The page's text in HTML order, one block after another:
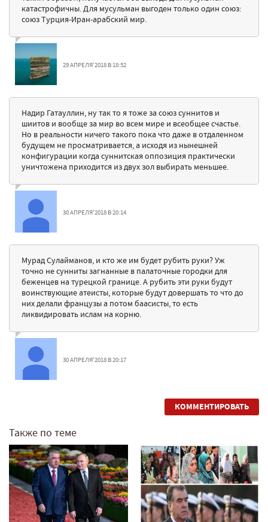
катастрофичны. Для мусульман выгоден только один союз:
союз Турция-Иран-арабский мир.
29 АПРЕЛЯ'2018 В 18:52
Надир Гатауллин, ну так то я тоже за союз суннитов и
шиитов и вообще за мир во всем мире и всеобщее счастье.
Но в реальности ничего такого пока что даже в отдаленном
будущем не просматривается, а исходя из нынешней
конфигурации когда суннитская оппозиция практически
уничтожена приходится из двух зол выбирать меньшее.
30 АПРЕЛЯ'2018 В 20:14
Мурад Сулайманов, и кто же им будет рубить руки? Уж
точно не сунниты загнанные в палаточные городки для
беженцев на турецкой границе. А рубить эти руки будут
воинствующие атеисты, которые будут довершать то что до
них делали французы а потом баасисты, то есть
ликвидировать ислам на корню.
30 АПРЕЛЯ'2018 В 20:17
КОММЕНТИРОВАТЬ
Также по теме